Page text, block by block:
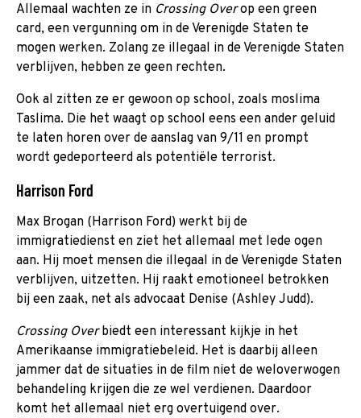
Allemaal wachten ze in Crossing Overop een green
card, een vergunning om in de Verenigde Staten te
mogen werken. Zolang ze illegaal in de Verenigde Staten
verblijven, hebben ze geen rechten.
Ook al zitten ze er gewoon op school, zoals moslima
Taslima. Die het waagt op school eens een ander geluid
te laten horen over de aanslag van 9/11 en prompt
wordt gedeporteerd als potentiële terrorist.
Harrison Ford
Max Brogan (Harrison Ford) werkt bij de
immigratiedienst en ziet het allemaal met lede ogen
aan. Hij moet mensen die illegaal in de Verenigde Staten
verblijven, uitzetten. Hij raakt emotioneel betrokken
bij een zaak, net als advocaat Denise (Ashley Judd).
Crossing Overbiedt een interessant kijkje in het
Amerikaanse immigratiebeleid. Het is daarbij alleen
jammer dat de situaties in de film niet de weloverwogen
behandeling krijgen die ze wel verdienen. Daardoor
komt het allemaal niet erg overtuigend over.